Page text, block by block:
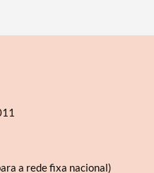
a rede fixa nacional)